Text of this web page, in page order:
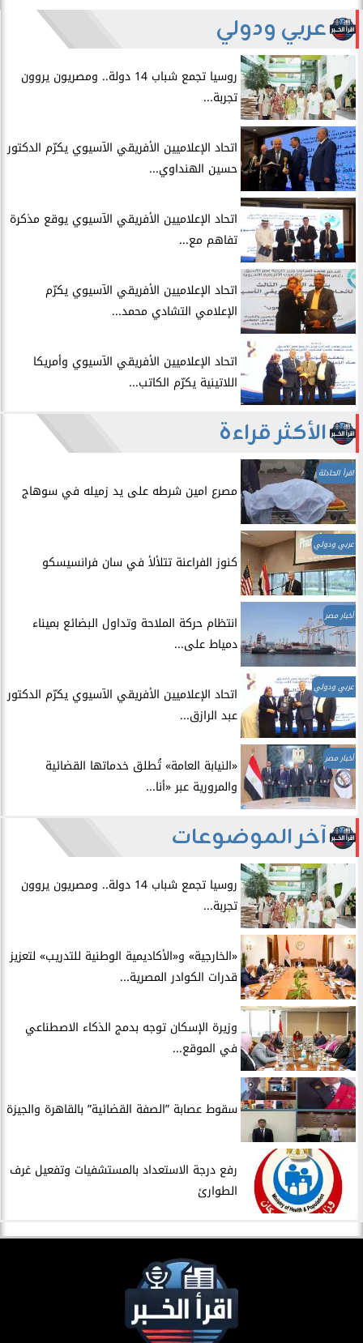
عربي ودولي
روسيا تجمع شباب 14 دولة.. ومصريون يروون
تجربة...
اتحاد الإعلاميين الأفريقي الآسيوي يكرّم الدكتور
حسين الهنداوي...
اتحاد الإعلاميين الأفريقي الآسيوي يوقع مذكرة
تفاهم مع...
اتحاد الإعلاميين الأفريقي الآسيوي يكرّم
الإعلامي التشادي محمد...
اتحاد الإعلاميين الأفريقي الآسيوي وأمريكا
اللاتينية يكرّم الكاتب...
الأكثر قراءة
اقرأ الحادثة
مصرع امين شرطه على يد زميله في سوهاج
عربي ودولي
​كنوز الفراعنة تتلألأ في سان فرانسيسكو
أخبار مصر
انتظام حركة الملاحة وتداول البضائع بميناء
دمياط على...
عربي ودولي
اتحاد الإعلاميين الأفريقي الآسيوي يكرّم الدكتور
عبد الرازق...
أخبار مصر
​«النيابة العامة» تُطلق خدماتها القضائية
والمرورية عبر «أنا...
آخر الموضوعات
روسيا تجمع شباب 14 دولة.. ومصريون يروون
تجربة...
​«الخارجية» و«الأكاديمية الوطنية للتدريب» لتعزيز
قدرات الكوادر المصرية...
​وزيرة الإسكان توجه بدمج الذكاء الاصطناعي
في الموقع...
سقوط عصابة ”الصفة القضائية” بالقاهرة والجيزة
​رفع درجة الاستعداد بالمستشفيات وتفعيل غرف
الطوارئ